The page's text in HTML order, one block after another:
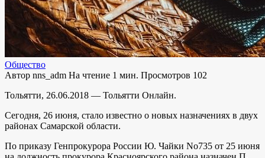
Общество
Автор nns_adm На чтение 1 мин. Просмотров 102
Тольятти, 26.06.2018 — Тольятти Онлайн.
Сегодня, 26 июня, стало известно о новых назначениях в двух
районах Самарской области.
По приказу Генпрокурора России Ю. Чайки No735 от 25 июня